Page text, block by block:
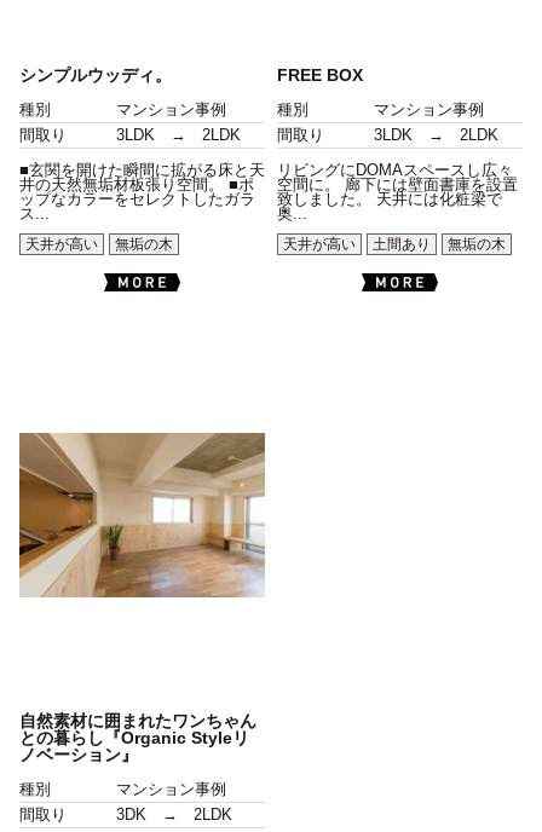
シンプルウッディ。
種別
マンション事例
間取り
3LDK → 2LDK
■玄関を開けた瞬間に拡がる床と天
井の天然無垢材板張り空間。 ■ポ
ップなカラーをセレクトしたガラ
ス...
天井が高い
無垢の木
FREE BOX
種別
マンション事例
間取り
3LDK → 2LDK
リビングにDOMAスペースし広々
空間に。 廊下には壁面書庫を設置
致しました。 天井には化粧梁で
奥...
天井が高い
土間あり 無垢の木
自然素材に囲まれたワンちゃん
との暮らし『Organic Styleリ
ノベーション』
種別
マンション事例
間取り
3DK → 2LDK